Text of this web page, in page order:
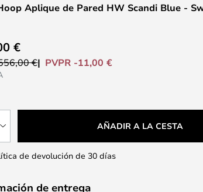
Aplique de Pared HW Scandi Blue -
€
€ PVPR -11,00 €
AÑADIR A LA CESTA
de devolución de 30 días
de entrega